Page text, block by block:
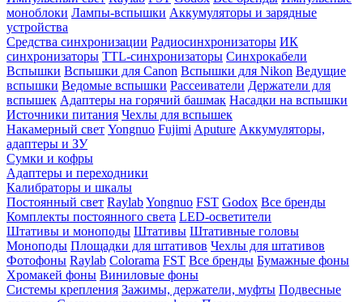
моноблоки Лампы-вспышки Аккумуляторы и зарядные
устройства
Средства синхронизации Радиосинхронизаторы ИК
синхронизаторы TTL-синхронизаторы Синхрокабели
Вспышки Вспышки для Canon Вспышки для Nikon Ведущие
вспышки Ведомые вспышки Рассеиватели Держатели для
вспышек Адаптеры на горячий башмак Насадки на вспышки
Источники питания Чехлы для вспышек
Накамерный свет Yongnuo Fujimi Aputure Аккумуляторы,
адаптеры и ЗУ
Сумки и кофры
Адаптеры и переходники
Калибраторы и шкалы
Постоянный свет RaylabYongnuo FST Godox Все бренды
Комплекты постоянного света LED-осветители
Штативы и моноподы Штативы Штативные головы
Моноподы Площадки для штативов Чехлы для штативов
Фотофоны Raylab Colorama FST Все бренды Бумажные фоны
Хромакей фоны Виниловые фоны
Системы крепления Зажимы, держатели, муфты Подвесные